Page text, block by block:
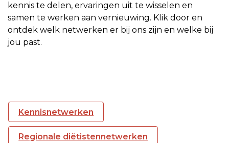
kennis te delen, ervaringen uit te wisselen en
samen te werken aan vernieuwing. Klik door en
ontdek welk netwerken er bij ons zijn en welke bij
jou past.
Kennisnetwerken
Regionale diëtistennetwerken